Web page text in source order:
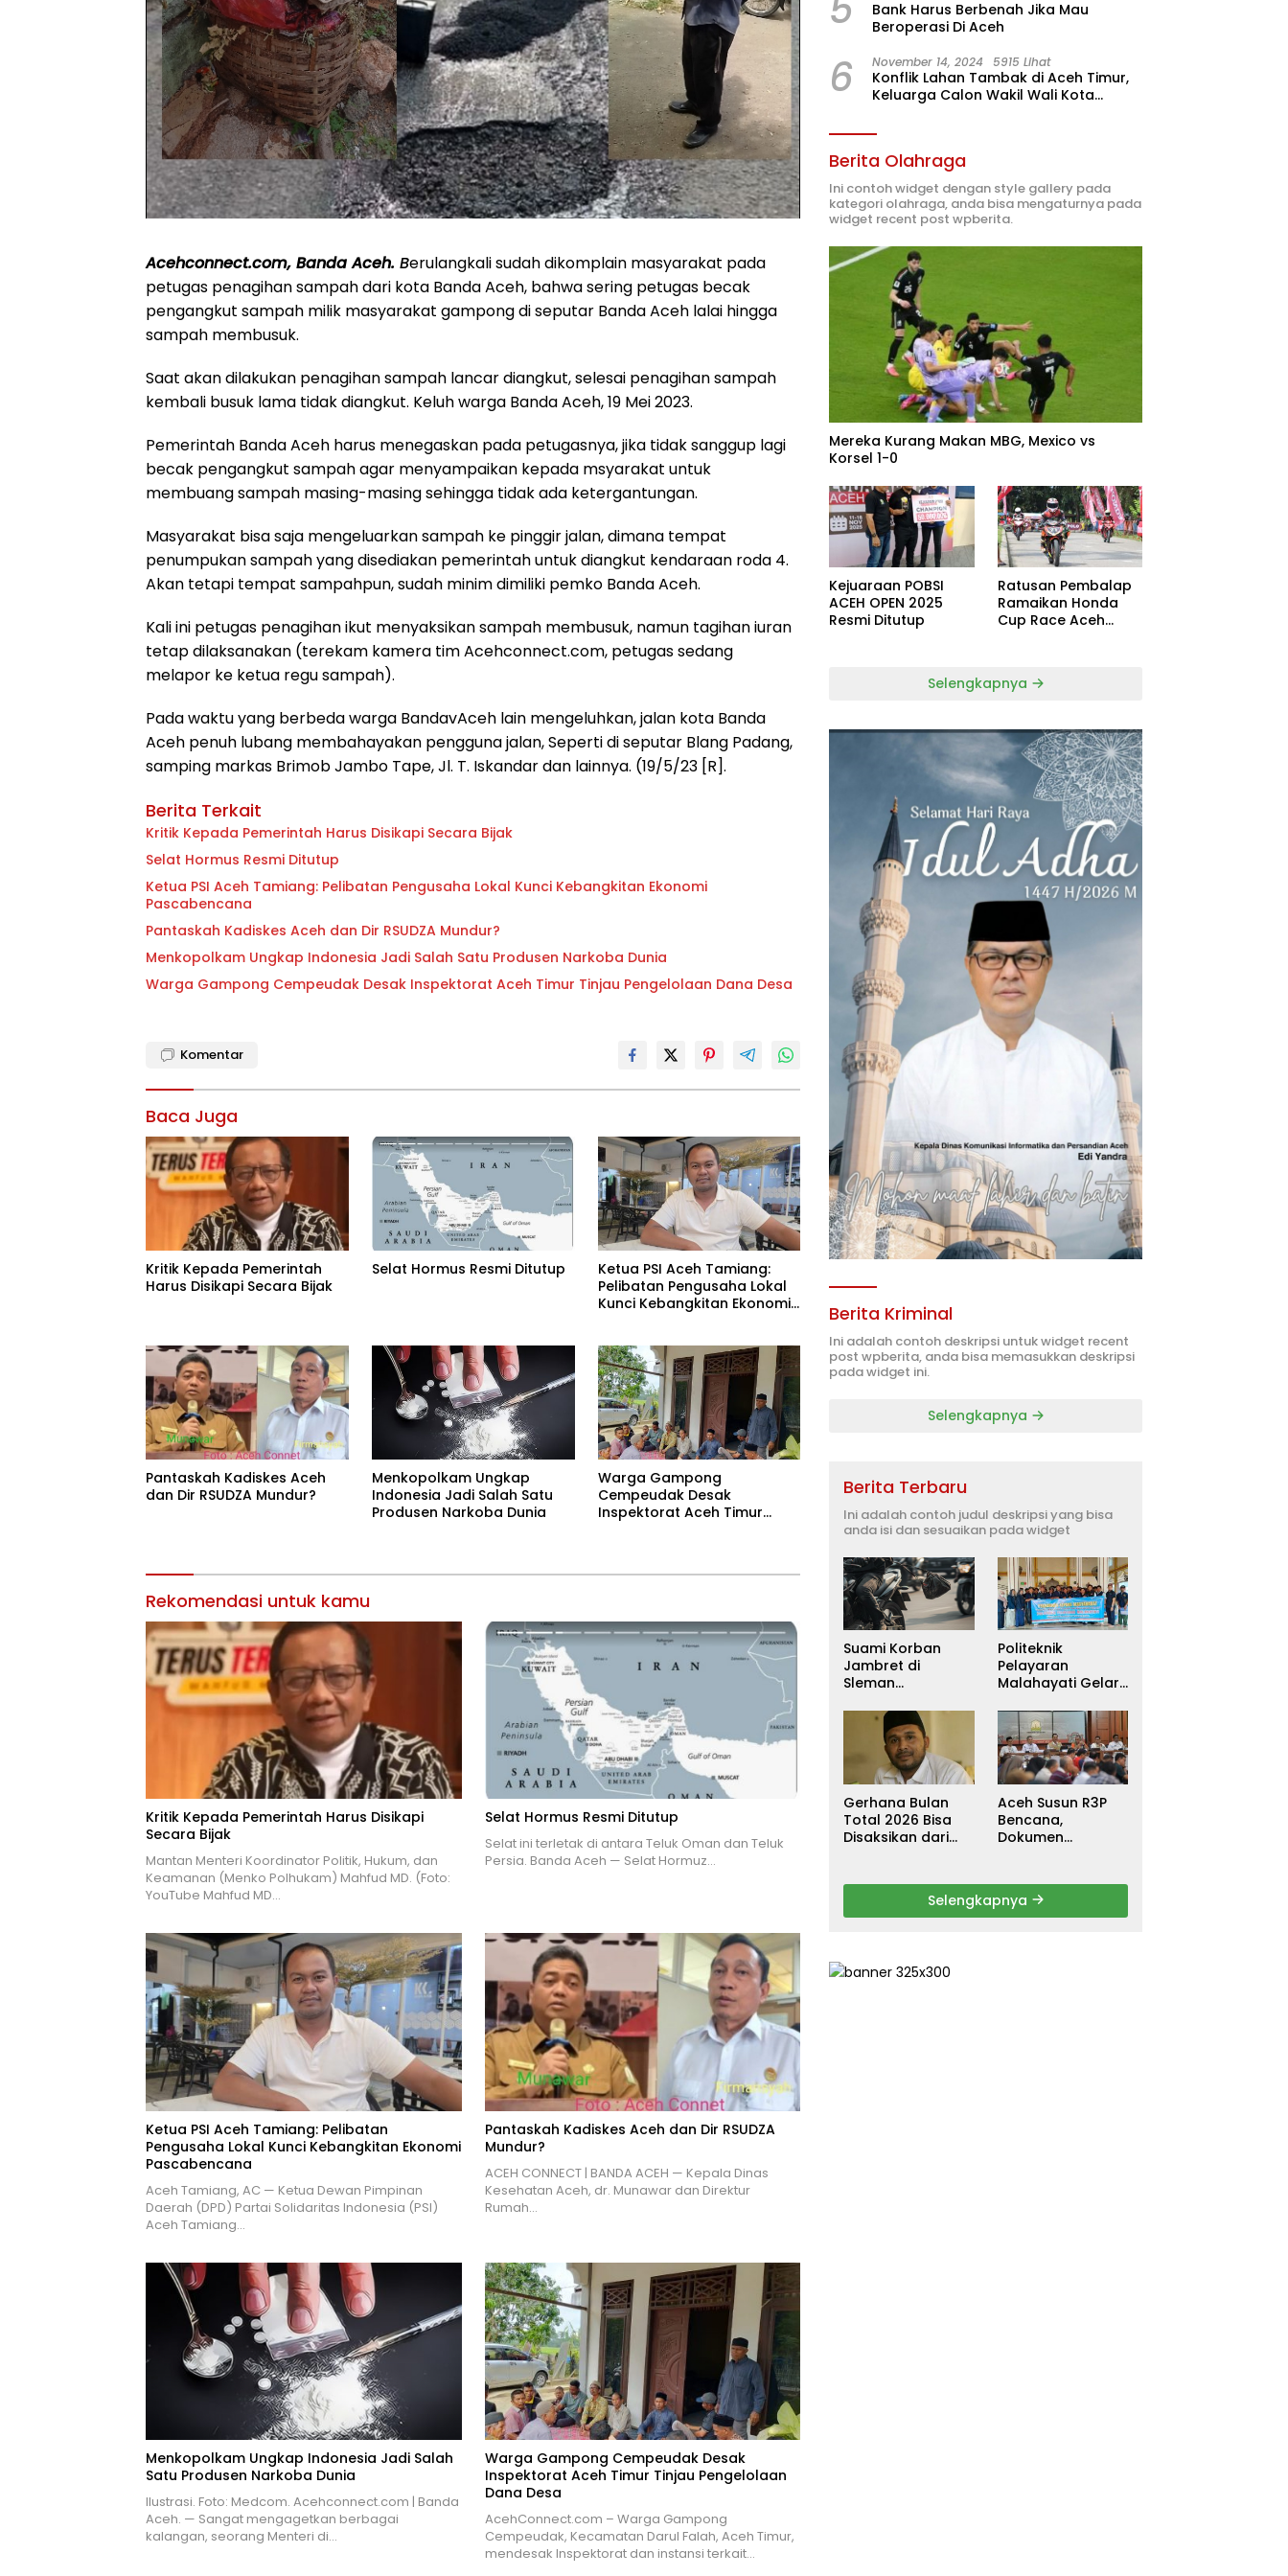
Acehconnect.com, Banda Aceh. Berulangkali sudah dikomplain masyarakat pada
petugas penagihan sampah dari kota Banda Aceh, bahwa sering petugas becak
pengangkut sampah milik masyarakat gampong di seputar Banda Aceh lalai hingga
sampah membusuk.
Saat akan dilakukan penagihan sampah lancar diangkut, selesai penagihan sampah
kembali busuk lama tidak diangkut. Keluh warga Banda Aceh, 19 Mei 2023.
Pemerintah Banda Aceh harus menegaskan pada petugasnya, jika tidak sanggup lagi
becak pengangkut sampah agar menyampaikan kepada msyarakat untuk
membuang sampah masing-masing sehingga tidak ada ketergantungan.
Masyarakat bisa saja mengeluarkan sampah ke pinggir jalan, dimana tempat
penumpukan sampah yang disediakan pemerintah untuk diangkut kendaraan roda 4.
Akan tetapi tempat sampahpun, sudah minim dimiliki pemko Banda Aceh.
Kali ini petugas penagihan ikut menyaksikan sampah membusuk, namun tagihan iuran
tetap dilaksanakan (terekam kamera tim Acehconnect.com, petugas sedang
melapor ke ketua regu sampah).
Pada waktu yang berbeda warga BandavAceh lain mengeluhkan, jalan kota Banda
Aceh penuh lubang membahayakan pengguna jalan, Seperti di seputar Blang Padang,
samping markas Brimob Jambo Tape, Jl. T. Iskandar dan lainnya. (19/5/23 [R].
Berita Terkait
Kritik Kepada Pemerintah Harus Disikapi Secara Bijak
Selat Hormus Resmi Ditutup
Ketua PSI Aceh Tamiang: Pelibatan Pengusaha Lokal Kunci Kebangkitan Ekonomi
Pascabencana
Pantaskah Kadiskes Aceh dan Dir RSUDZA Mundur?
Menkopolkam Ungkap Indonesia Jadi Salah Satu Produsen Narkoba Dunia
Warga Gampong Cempeudak Desak Inspektorat Aceh Timur Tinjau Pengelolaan Dana Desa
Komentar
Baca Juga
Kritik Kepada Pemerintah
Harus Disikapi Secara Bijak
Selat Hormus Resmi Ditutup
Ketua PSI Aceh Tamiang:
Pelibatan Pengusaha Lokal
Kunci Kebangkitan Ekonomi
Pantaskah Kadiskes Aceh
dan Dir RSUDZA Mundur?
Menkopolkam Ungkap
Indonesia Jadi Salah Satu
Produsen Narkoba Dunia
Warga Gampong
Cempeudak Desak
Inspektorat Aceh Timur
Rekomendasi untuk kamu
Kritik Kepada Pemerintah Harus Disikapi
Secara Bijak
Mantan Menteri Koordinator Politik, Hukum, dan
Keamanan (Menko Polhukam) Mahfud MD. (Foto:
YouTube Mahfud MD…
Selat Hormus Resmi Ditutup
Selat ini terletak di antara Teluk Oman dan Teluk
Persia. Banda Aceh — Selat Hormuz…
Ketua PSI Aceh Tamiang: Pelibatan
Pengusaha Lokal Kunci Kebangkitan Ekonomi
Pascabencana
Aceh Tamiang, AC — Ketua Dewan Pimpinan
Daerah (DPD) Partai Solidaritas Indonesia (PSI)
Aceh Tamiang…
Pantaskah Kadiskes Aceh dan Dir RSUDZA
Mundur?
ACEH CONNECT | BANDA ACEH — Kepala Dinas
Kesehatan Aceh, dr. Munawar dan Direktur
Rumah…
Menkopolkam Ungkap Indonesia Jadi Salah
Satu Produsen Narkoba Dunia
Ilustrasi. Foto: Medcom. Acehconnect.com | Banda
Aceh. — Sangat mengagetkan berbagai
kalangan, seorang Menteri di…
Warga Gampong Cempeudak Desak
Inspektorat Aceh Timur Tinjau Pengelolaan
Dana Desa
AcehConnect.com – Warga Gampong
Cempeudak, Kecamatan Darul Falah, Aceh Timur,
mendesak Inspektorat dan instansi terkait…
Bank Harus Berbenah Jika Mau
Beroperasi Di Aceh
6 November 14, 2024 5915 Lihat
Konflik Lahan Tambak di Aceh Timur,
Keluarga Calon Wakil Wali Kota
Berita Olahraga
Ini contoh widget dengan style gallery pada
kategori olahraga, anda bisa mengaturnya pada
widget recent post wpberita.
Mereka Kurang Makan MBG, Mexico vs
Korsel 1-0
Kejuaraan POBSI
ACEH OPEN 2025
Resmi Ditutup
Ratusan Pembalap
Ramaikan Honda
Cup Race Aceh
Selengkapnya
Berita Kriminal
Ini adalah contoh deskripsi untuk widget recent
post wpberita, anda bisa memasukkan deskripsi
pada widget ini.
Selengkapnya
Berita Terbaru
Ini adalah contoh judul deskripsi yang bisa
anda isi dan sesuaikan pada widget
Suami Korban
Jambret di
Sleman
Sebagai
Tersangka, DPR
Turun Tangan
Cari Keadilan
Politeknik
Pelayaran
Malahayati Gelar
untuk Warga
Terdampak Banjir
di Pidie Jaya
Gerhana Bulan
Total 2026 Bisa
Disaksikan dari
Aceh Susun R3P
Bencana,
Dokumen
Ditarget Rampung
Januari 2026
Selengkapnya